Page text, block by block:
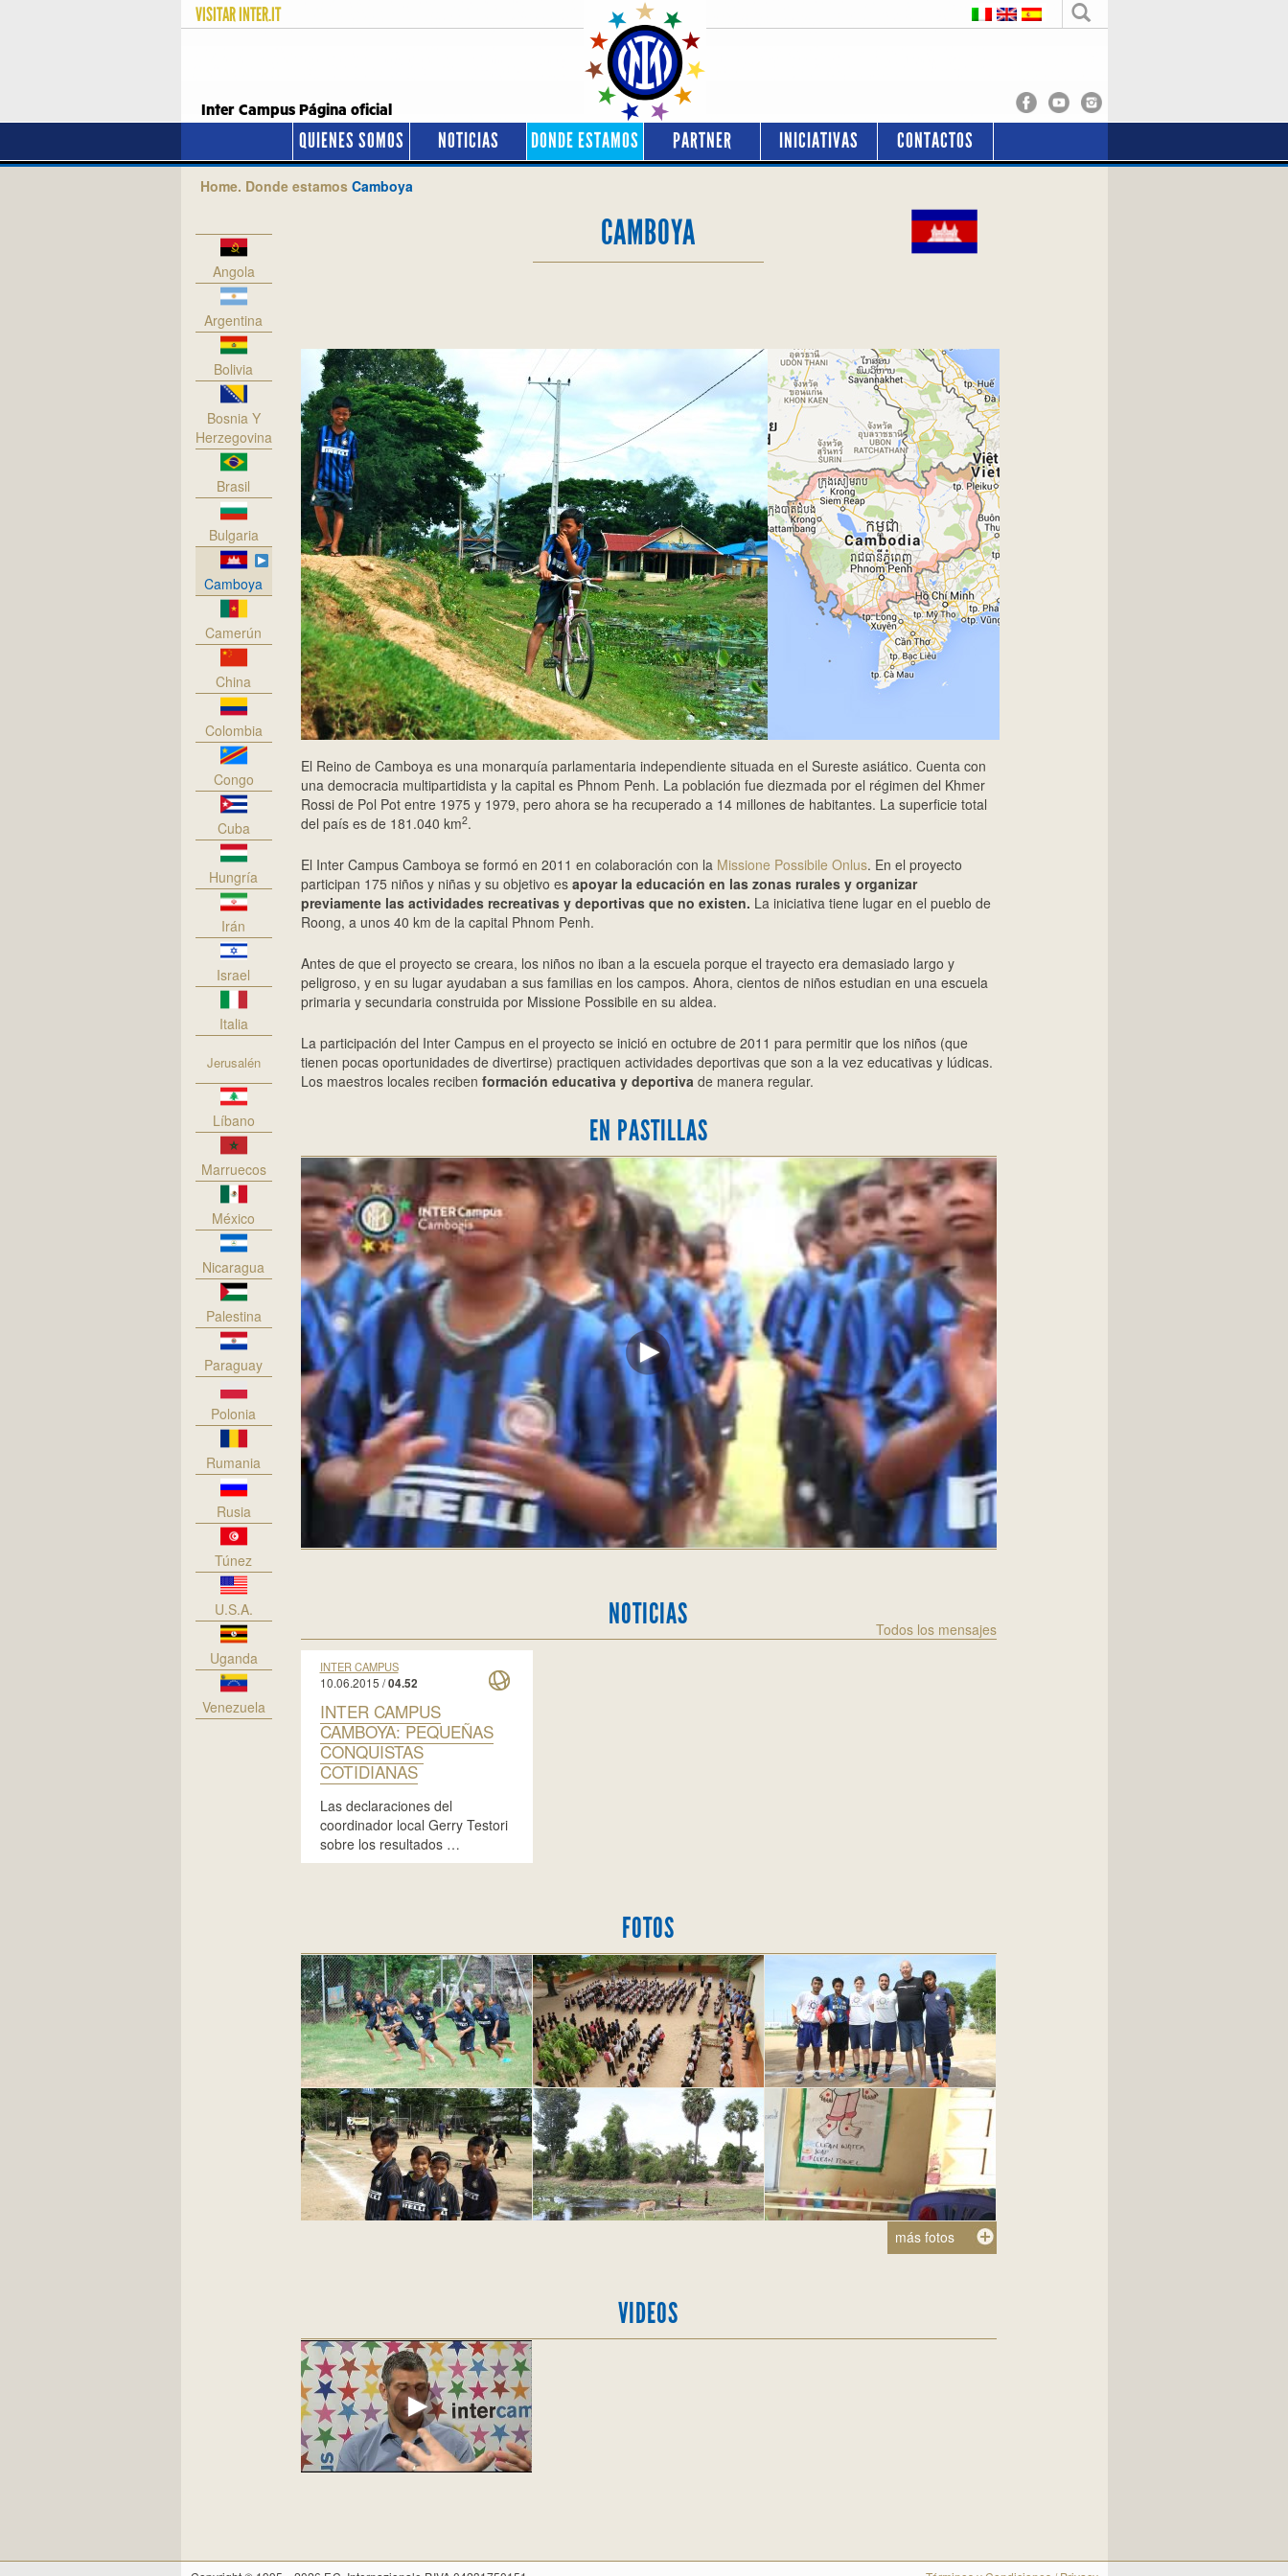
VISITARINTER.IT
Inter Campus Página oficial
QUIENES SOMOS NOTICIAS DONDE ESTAMOS PARTNER INICIATIVAS CONTACTOS
Home. Donde estamos Camboya
Angola
Argentina
Bolivia
Bosnia Y
Herzegovina
Brasil
Bulgaria
Camboya
Camerún
China
Colombia
Congo
Cuba
Hungría
Irán
Israel
Italia
Jerusalén
Líbano
Marruecos
México
Nicaragua
Palestina
Paraguay
Polonia
Rumania
Rusia
Túnez
U.S.A.
Uganda
Venezuela
CAMBOYA
El Reino de Camboya es una monarquía parlamentaria independiente situada en el Sureste asiático. Cuenta con
una democracia multipartidista y la capital es Phnom Penh. La población fue diezmada por el régimen del Khmer
Rossi de Pol Pot entre 1975 y 1979, pero ahora se ha recuperado a 14 millones de habitantes. La superficie total
del país es de 181.040 km2.
El Inter Campus Camboya se formó en 2011 en colaboración con la Missione Possibile Onlus. En el proyecto
participan 175 niños y niñas y su objetivo es apoyar la educación en las zonas rurales y organizar
previamente las actividades recreativas y deportivas que no existen. La iniciativa tiene lugar en el pueblo de
Roong, a unos 40 km de la capital Phnom Penh.
Antes de que el proyecto se creara, los niños no iban a la escuela porque el trayecto era demasiado largo y
peligroso, y en su lugar ayudaban a sus familias en los campos. Ahora, cientos de niños estudian en una escuela
primaria y secundaria construida por Missione Possibile en su aldea.
La participación del Inter Campus en el proyecto se inició en octubre de 2011 para permitir que los niños (que
tienen pocas oportunidades de divertirse) practiquen actividades deportivas que son a la vez educativas y lúdicas.
Los maestros locales reciben formación educativa y deportivade manera regular.
EN PASTILLAS
NOTICIAS Todos los mensajes
INTER CAMPUS
10.06.2015 /04.52
INTER CAMPUS
CAMBOYA: PEQUEÑAS
CONQUISTAS
COTIDIANAS
Las declaraciones del
coordinador local Gerry Testori
sobre los resultados …
FOTOS
más fotos
VIDEOS